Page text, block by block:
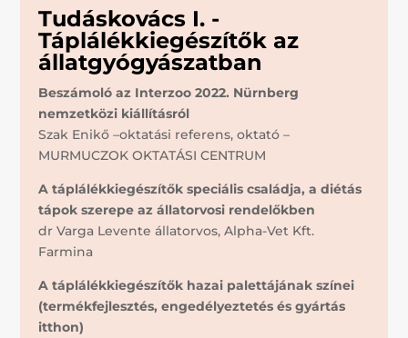
Tudáskovács I. -
Táplálékkiegészítők az
állatgyógyászatban
Beszámoló az Interzoo 2022. Nürnberg
nemzetközi kiállításról
Szak Enikő –oktatási referens, oktató –
MURMUCZOK OKTATÁSI CENTRUM
A táplálékkiegészítők speciális családja, a diétás
tápok szerepe az állatorvosi rendelőkben
dr Varga Levente állatorvos, Alpha-Vet Kft.
Farmina
A táplálékkiegészítők hazai palettájának színei
(termékfejlesztés, engedélyeztetés és gyártás
itthon)